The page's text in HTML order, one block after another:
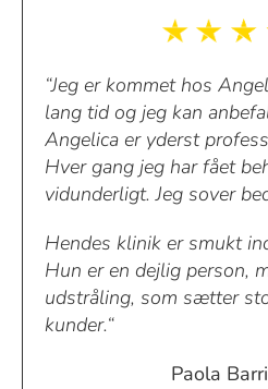
“Jeg er kommet hos
lang tid og jeg kan
Angelica er yderst
Hver gang jeg har fået
vidunderligt. Jeg sover
Hendes klinik er smukt
Hun er en dejlig person,
udstråling, som sætter
kunder.“
Paola